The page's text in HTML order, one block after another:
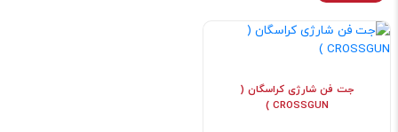
جت فن شارژی کراسگان (
CROSSGUN )